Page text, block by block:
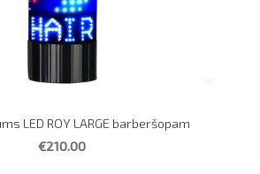
LED ROY LARGE barberšopam
€210.00